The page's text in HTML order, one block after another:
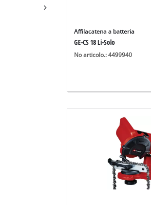
Affilacatena a batteria
GE-CS 18 Li-Solo
No articolo.: 4499940